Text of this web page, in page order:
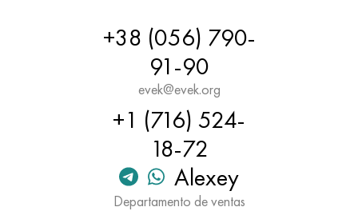
+38 (056) 790-
91-90
evek@evek.org
+1 (716) 524-
18-72
Alexey
Departamento de ventas